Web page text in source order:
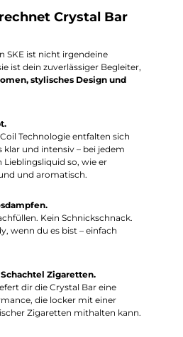
Crystal Bar
SKE ist nicht irgendeine
ist dein zuverlässiger Begleiter,
stylisches Design und
Technologie entfalten sich
und intensiv – bei jedem
Lieblingsliquid so, wie er
und aromatisch.
Kein Schnickschnack.
wenn du es bist – einfach
Zigaretten.
dir die Crystal Bar eine
die locker mit einer
Zigaretten mithalten kann.